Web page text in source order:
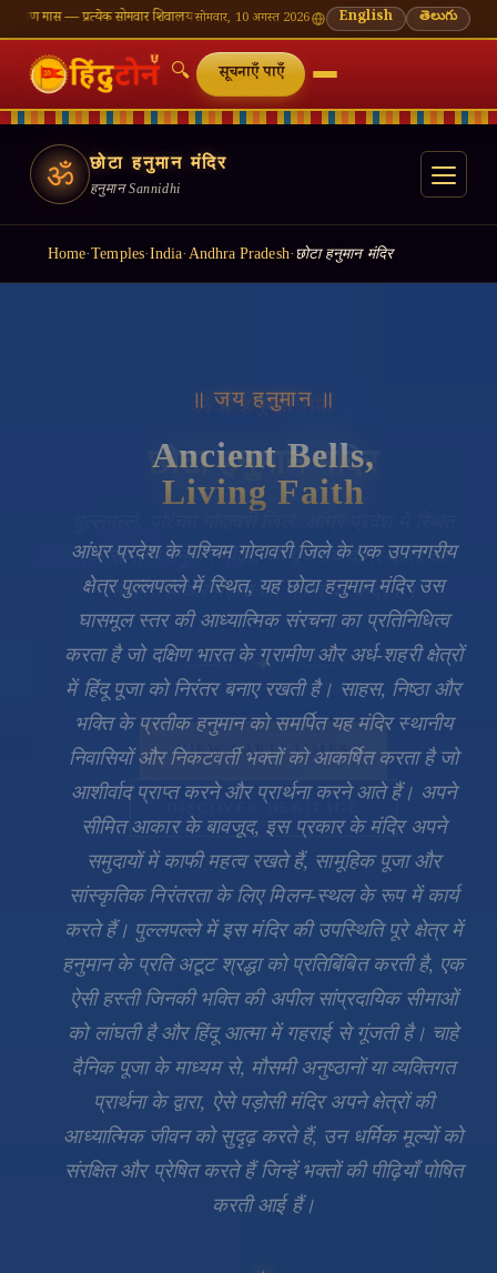
सोमवार शिवालय दर्शन का महत्व🌸 गणेश चतुर्थी — भाद्रपद शुक्ल चतुर्थी⛩ काशी विश्वनाथ —
सोमवार, 10 अगस्त 2026 English తెలుగు
🔍
🔍
सूचनाएँ पाएँ
ॐ छोटा हनुमान मंदिर
हनुमान Sannidhi
Home·Temples·India· Andhra Pradesh· छोटा हनुमान मंदिर
Ancient Bells,
Living Faith
क्षेत्र पुल्लपल्ले में स्थित, यह छोटा हनुमान मंदिर उस
घासमूल स्तर की आध्यात्मिक संरचना का प्रतिनिधित्व
करता है जो दक्षिण भारत के ग्रामीण और अर्ध-शहरी क्षेत्रों
में हिंदू पूजा को निरंतर बनाए रखती है। साहस, निष्ठा और
भक्ति के प्रतीक हनुमान को समर्पित यह मंदिर स्थानीय
निवासियों और निकटवर्ती भक्तों को आकर्षित करता है जो
सीमित आकार के बावजूद, इस प्रकार के मंदिर अपने
समुदायों में काफी महत्व रखते हैं, सामूहिक पूजा और
सांस्कृतिक निरंतरता के लिए मिलन-स्थल के रूप में कार्य
करते हैं। पुल्लपल्ले में इस मंदिर की उपस्थिति पूरे क्षेत्र में
हनुमान के प्रति अटूट श्रद्धा को प्रतिबिंबित करती है, एक
ऐसी हस्ती जिनकी भक्ति की अपील सांप्रदायिक सीमाओं
को लांघती है और हिंदू आत्मा में गहराई से गूंजती है। चाहे
दैनिक पूजा के माध्यम से, मौसमी अनुष्ठानों या व्यक्तिगत
प्रार्थना के द्वारा, ऐसे पड़ोसी मंदिर अपने क्षेत्रों की
आध्यात्मिक जीवन को सुदृढ़ करते हैं, उन धर्मिक मूल्यों को
संरक्षित और प्रेषित करते हैं जिन्हें भक्तों की पीढ़ियाँ पोषित